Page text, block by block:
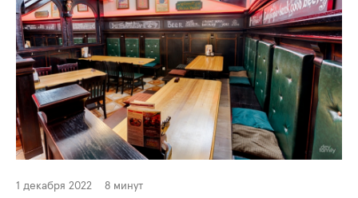
1 декабря 2022 8 минут